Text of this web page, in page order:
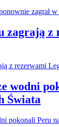
zagrają
wodni
Świata